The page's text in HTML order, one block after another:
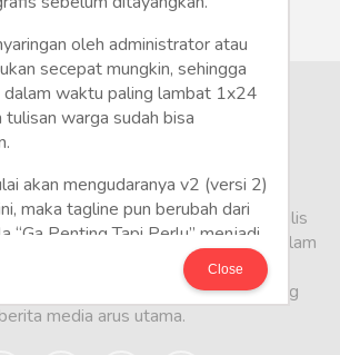
oleh administrator atau
secepat mungkin, sehingga
dalam waktu paling lambat 1x24
tulisan warga sudah bisa
akan mengudaranya v2 (versi 2)
maka tagline pun berubah dari
“Ga Penting Tapi Perlu” menjadi
di PepNews dan mulailah
Close
media warga, tempat bagi penulis
menyampaikan berbagai opini dalam
mapun feature yang ditulis dari sudut
yang berbeda dari sudut pandang
berita media arus utama.